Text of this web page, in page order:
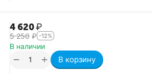
4 620₽
5 250 ₽ -12%
В наличии
+
− В корзину